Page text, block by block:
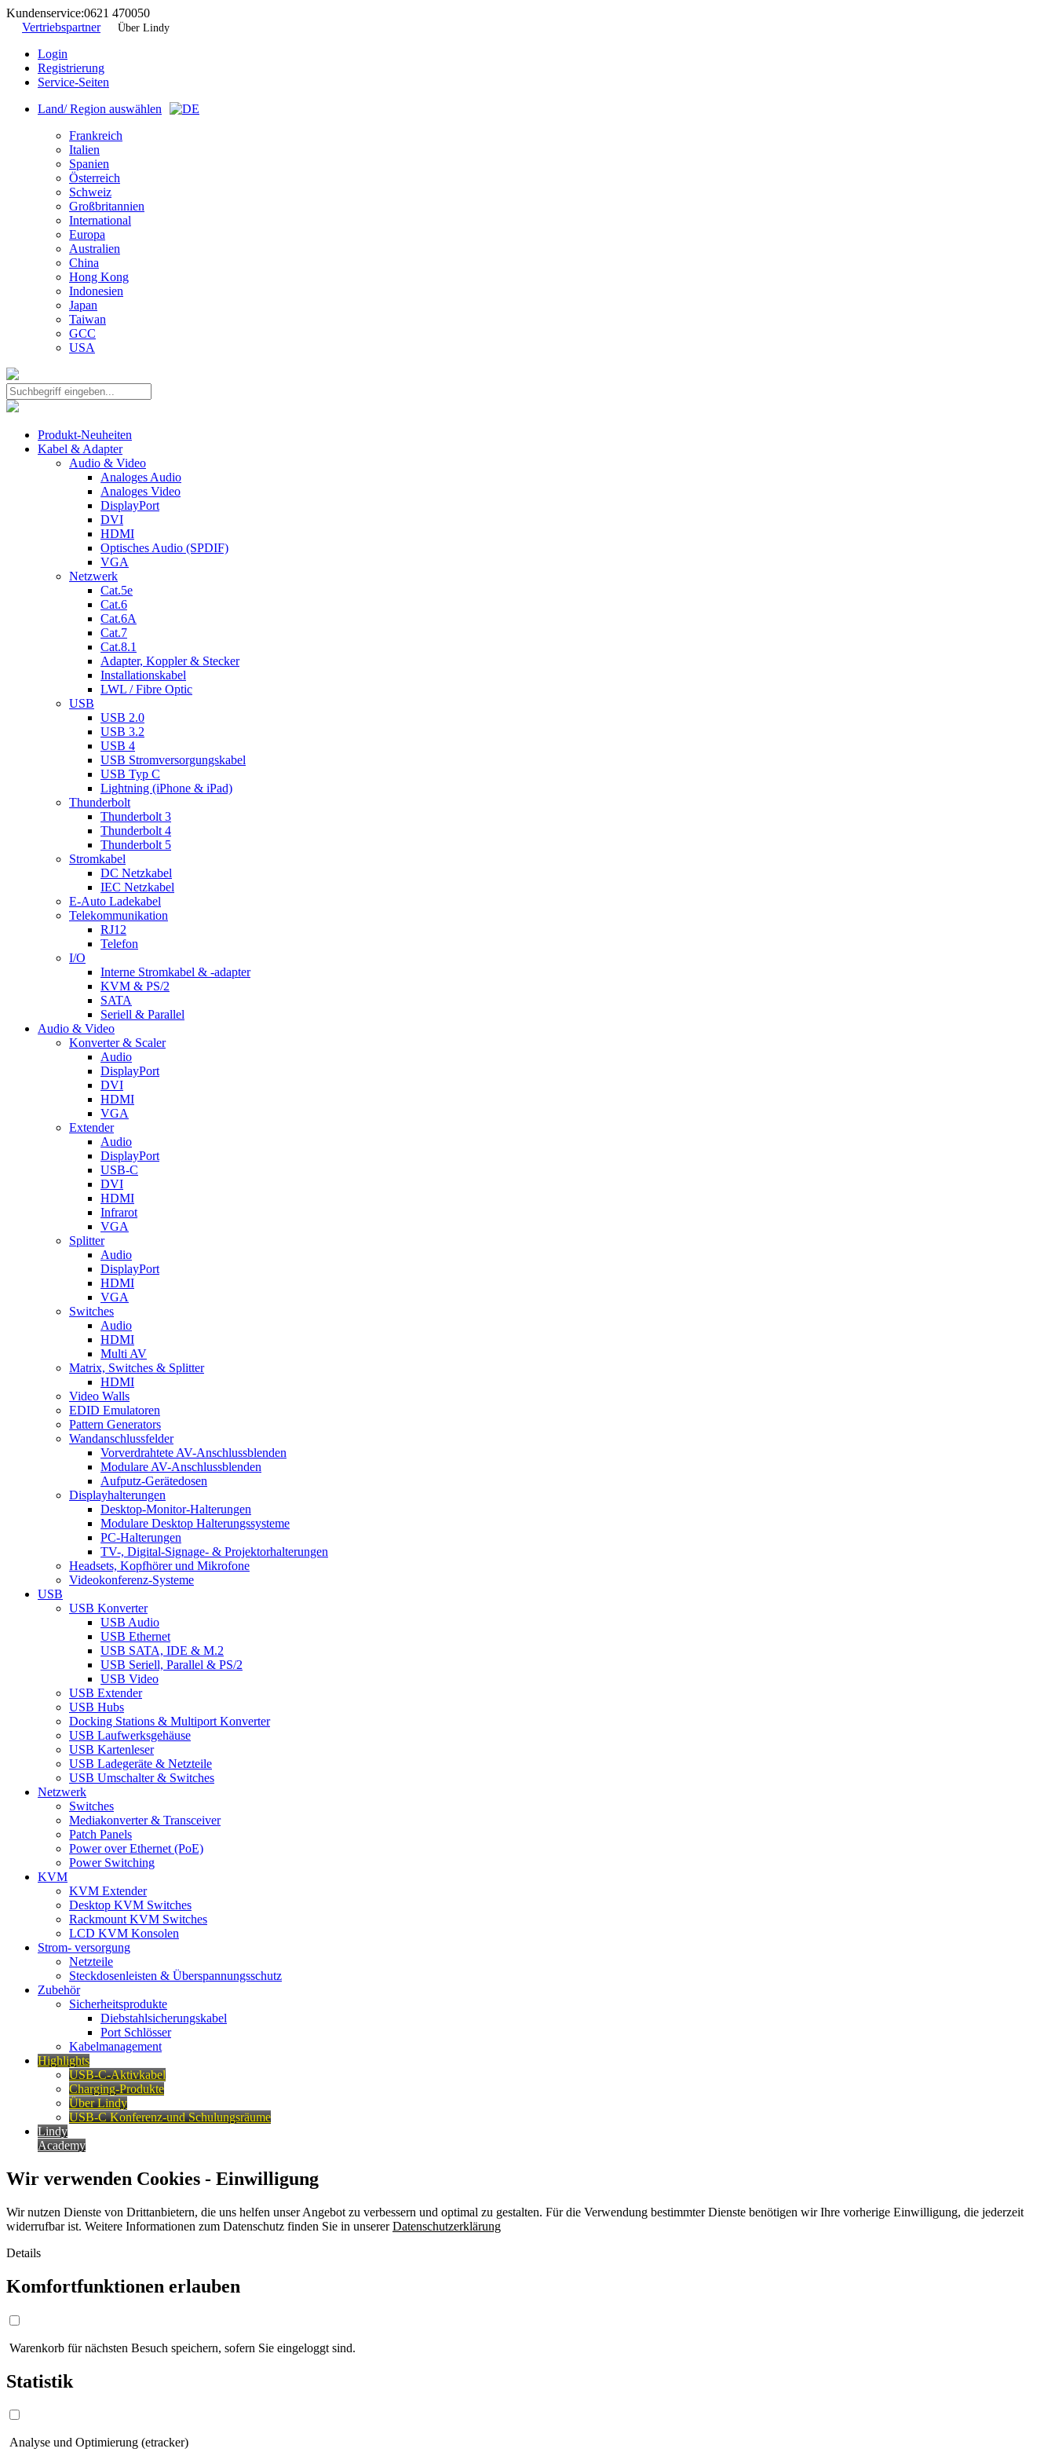
Kundenservice:0621 470050
Vertriebspartner
Über Lindy
Login
Registrierung
Service-Seiten
Land/ Region auswählen
Frankreich
Italien
Spanien
Österreich
Schweiz
Großbritannien
International
Europa
Australien
China
Hong Kong
Indonesien
Japan
Taiwan
GCC
USA
Produkt-Neuheiten
Kabel & Adapter
Audio & Video
Analoges Audio
Analoges Video
DisplayPort
DVI
HDMI
Optisches Audio (SPDIF)
VGA
Netzwerk
Cat.5e
Cat.6
Cat.6A
Cat.7
Cat.8.1
Adapter, Koppler & Stecker
Installationskabel
LWL / Fibre Optic
USB
USB 2.0
USB 3.2
USB 4
USB Stromversorgungskabel
USB Typ C
Lightning (iPhone & iPad)
Thunderbolt
Thunderbolt 3
Thunderbolt 4
Thunderbolt 5
Stromkabel
DC Netzkabel
IEC Netzkabel
E-Auto Ladekabel
Telekommunikation
RJ12
Telefon
I/O
Interne Stromkabel & -adapter
KVM & PS/2
SATA
Seriell & Parallel
Audio & Video
Konverter & Scaler
Audio
DisplayPort
DVI
HDMI
VGA
Extender
Audio
DisplayPort
USB-C
DVI
HDMI
Infrarot
VGA
Splitter
Audio
DisplayPort
HDMI
VGA
Switches
Audio
HDMI
Multi AV
Matrix, Switches & Splitter
HDMI
Video Walls
EDID Emulatoren
Pattern Generators
Wandanschlussfelder
Vorverdrahtete AV-Anschlussblenden
Modulare AV-Anschlussblenden
Aufputz-Gerätedosen
Displayhalterungen
Desktop-Monitor-Halterungen
Modulare Desktop Halterungssysteme
PC-Halterungen
TV-, Digital-Signage- & Projektorhalterungen
Headsets, Kopfhörer und Mikrofone
Videokonferenz-Systeme
USB
USB Konverter
USB Audio
USB Ethernet
USB SATA, IDE & M.2
USB Seriell, Parallel & PS/2
USB Video
USB Extender
USB Hubs
Docking Stations & Multiport Konverter
USB Laufwerksgehäuse
USB Kartenleser
USB Ladegeräte & Netzteile
USB Umschalter & Switches
Netzwerk
Switches
Mediakonverter & Transceiver
Patch Panels
Power over Ethernet (PoE)
Power Switching
KVM
KVM Extender
Desktop KVM Switches
Rackmount KVM Switches
LCD KVM Konsolen
Strom- versorgung
Netzteile
Steckdosenleisten & Überspannungsschutz
Zubehör
Sicherheitsprodukte
Diebstahlsicherungskabel
Port Schlösser
Kabelmanagement
Highlights
USB-C-Aktivkabel
Charging-Produkte
Über Lindy
USB-C Konferenz-und Schulungsräume
Lindy
Academy
Wir verwenden Cookies - Einwilligung
Wir nutzen Dienste von Drittanbietern, die uns helfen unser Angebot zu verbessern und optimal zu gestalten. Für die Verwendung bestimmter Dienste benötigen wir Ihre vorherige Einwilligung, die jederzeit
widerrufbar ist. Weitere Informationen zum Datenschutz finden Sie in unsererDatenschutzerklärung
Details
Komfortfunktionen erlauben
Warenkorb für nächsten Besuch speichern, sofern Sie eingeloggt sind.
Statistik
Analyse und Optimierung (etracker)